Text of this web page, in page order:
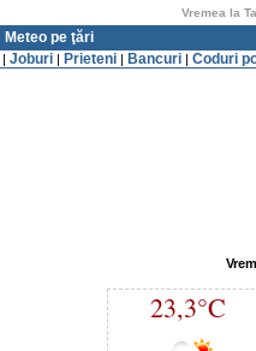
Vremea la
Meteo pe ţări
| Joburi | Prieteni | Bancuri | Coduri
23,3°C